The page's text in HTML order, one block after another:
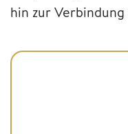
hin zur